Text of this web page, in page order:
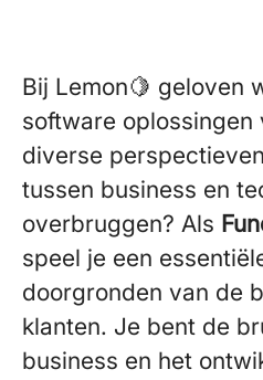
Bij Lemon🍋 geloven
software oplossingen
diverse
tussen business en
overbruggen? Als
speel je een
doorgronden van de
klanten. Je bent de
business en het